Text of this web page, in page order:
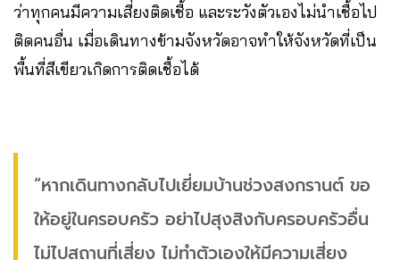
ว่าทุกคนมีความเสี่ยงติดเชื้อ และระวังตัวเองไม่นำเชื้อไป
ติดคนอื่น เมื่อเดินทางข้ามจังหวัดอาจทำให้จังหวัดที่เป็น
พื้นที่สีเขียวเกิดการติดเชื้อได้
“หากเดินทางกลับไปเยี่ยมบ้านช่วงสงกรานต์ ขอ
ให้อยู่ในครอบครัว อย่าไปสุงสิงกับครอบครัวอื่น
ไม่ไปสถานที่เสี่ยง ไม่ทำตัวเองให้มีความเสี่ยง